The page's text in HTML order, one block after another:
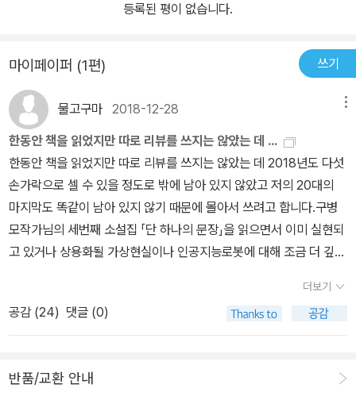
주치는 삶이라는 커다란 질문 학교 앞 공사장에서 만난 공사장 인부
고, 동물원에서 만난 노인은 마스크를 건넨다. 이들은 모두 소년의 교
복을 알아보고 추도식에 대해 이야기한다. 공사장에서의 3분이 얼마
나 중요한지, 영화관에서 3분이 얼마나 긴 시간인지, 생명에 대한 예
의를 표하는 이들의 추모에는 어떤 악의도 없고 진실하다. 또한 이들
이 소년에게 건넨 선물들은 사소하지만 모두가 소년의 안전을 바라는
마음에서 비롯한 거다. 그럼에도 이들의 마음은 소년이 겪은 사건의
진실과는 무관하다. 소년은 이들의 관심이 부담스럽기만 하다. 자신
을 따라다니는 “혼자, 살아남은, 유일한, 생존자”라는 꼬리표에 이미
충분히 짓눌려 있기 때문이다. ‘유일한’이라는 영광스러운 수식어가
따라다니는 인간은 놀림을 당하듯 저 혼자만으로는 유일할 수 없는
에 줄을 서 있을 때도, 교정을 지나다 꽃나무 아래에서 재채기를 할 때
루 알레르기로 쓰러진 적 있는 동물원에서 소년은 또 다시 정신을 잃
등록된 평이 없습니다.
마이페이퍼 (1편) 쓰기
물고구마 2018-12-28
한동안 책을 읽었지만 따로 리뷰를 쓰지는 않았는 데 ...
한동안 책을 읽었지만 따로 리뷰를 쓰지는 않았는 데 2018년도 다섯
손가락으로 셀 수 있을 정도로 밖에 남아 있지 않았고 저의 20대의
마지막도 똑같이 남아 있지 않기 때문에 몰아서 쓰려고 합니다.구병
모작가님의 세번째 소설집 「단 하나의 문장」을 읽으면서 이미 실현되
고 있거나 상용화될 가상현실이나 인공지능로봇에 대해 조금 더 깊게
쌉싸름한 맛이 입안에 가득 퍼지는 듯한 기분이 들었고 역시 임성순
작가님의 「우로보로스」 또한 선뜻 읽기가 힘들었지만 수많은 미로 벽
에 둘러싸인 기분을 느껴 탈출한다는 마음으로 읽었습니다.박지리작
되신 박지리작가님을 생각해보고 테마소설집「사랑의 입자」와 「불안
더보기
공감 (24) 댓글 (0)
반품/교환 안내